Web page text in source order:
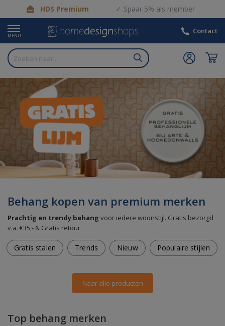
HDS Premium Spaar 5% als member
MENU
Contact
Behang kopen van premium merken
Prachtig en trendy behang voor iedere woonstijl. Gratis bezorgd
v.a. €35,- & Gratis retour.
Gratis stalen Trends Nieuw Populaire stijlen
Naar alle producten
Top behang merken